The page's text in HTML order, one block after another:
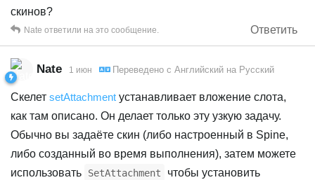
скинов?
Ответить
Nate ответили на это сообщение.
Nate 1 июн Переведено с Английский на Русский
Скелет setAttachment устанавливает вложение слота,
как там описано. Он делает только эту узкую задачу.
Обычно вы задаёте скин (либо настроенный в Spine,
либо созданный во время выполнения), затем можете
использовать
SetAttachment
чтобы установить